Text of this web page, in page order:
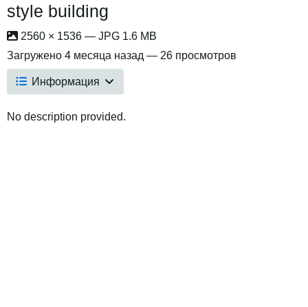
style building
2560 × 1536 — JPG 1.6 MB
Загружено 4 месяца назад — 26 просмотров
Информация
No description provided.